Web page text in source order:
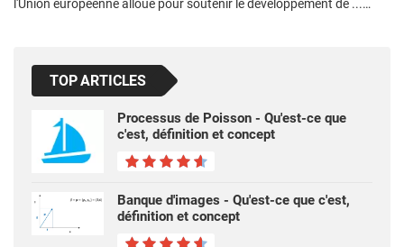
l'Union européenne alloue pour soutenir le développement de ...…
TOP ARTICLES
Processus de Poisson - Qu'est-ce que
c'est, définition et concept
Banque d'images - Qu'est-ce que c'est,
définition et concept